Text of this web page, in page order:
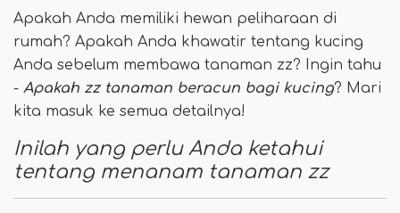
Apakah Anda memiliki hewan peliharaan di
rumah? Apakah Anda khawatir tentang kucing
Anda sebelum membawa tanaman zz? Ingin tahu
- Apakah zz tanaman beracun bagi kucing? Mari
kita masuk ke semua detailnya!
Inilah yang perlu Anda ketahui
tentang menanam tanaman zz